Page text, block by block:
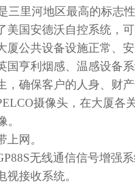
三里河地区最高的标志
美国安德沃自控系统，
厦公共设备设施正常、
国亨利烟感、温感设备
，确保客户的人身、财
摄像头，在大厦各
网。
无线通信信号增强
接收系统。